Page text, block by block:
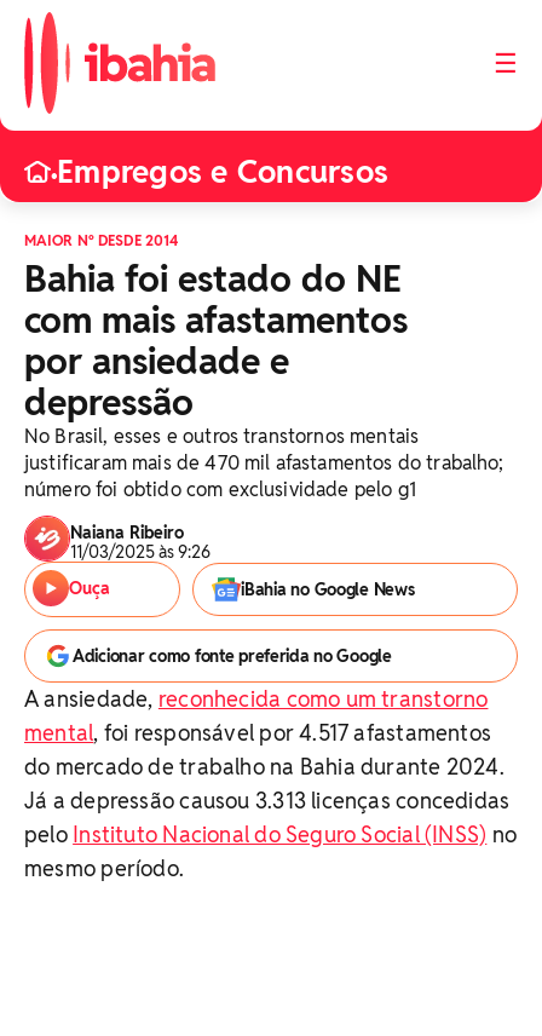
☰
•Empregos e Concursos
MAIOR Nº DESDE 2014
Bahia foi estado do NE
com mais afastamentos
por ansiedade e
depressão
No Brasil, esses e outros transtornos mentais
justificaram mais de 470 mil afastamentos do trabalho;
número foi obtido com exclusividade pelo g1
Naiana Ribeiro
11/03/2025 às 9:26
Ouça
iBahia no Google News
Adicionar como fonte preferida no Google
A ansiedade, reconhecida como um transtorno
mental, foi responsável por 4.517 afastamentos
do mercado de trabalho na Bahia durante 2024.
Já a depressão causou 3.313 licenças concedidas
pelo Instituto Nacional do Seguro Social (INSS) no
mesmo período.